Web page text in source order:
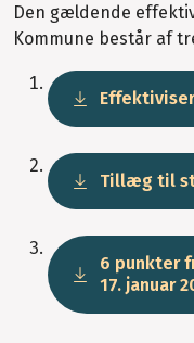
Den gældende
Kommune består af
Tillæg til
6 punkter
17. januar